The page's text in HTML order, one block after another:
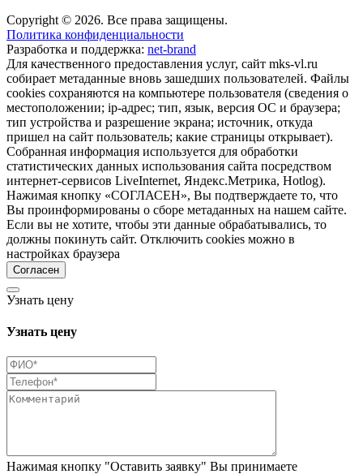
Copyright © 2026. Все права защищены.
Политика конфиденциальности
Разработка и поддержка: net-brand
Для качественного предоставления услуг, сайт mks-vl.ru
собирает метаданные вновь зашедших пользователей. Файлы
cookies сохраняются на компьютере пользователя (сведения о
местоположении; ip-адрес; тип, язык, версия ОС и браузера;
тип устройства и разрешение экрана; источник, откуда
пришел на сайт пользователь; какие страницы открывает).
Собранная информация используется для обработки
статистических данных использования сайта посредством
интернет-сервисов LiveInternet, Яндекс.Метрика, Hotlog).
Нажимая кнопку «СОГЛАСЕН», Вы подтверждаете то, что
Вы проинформированы о сборе метаданных на нашем сайте.
Если вы не хотите, чтобы эти данные обрабатывались, то
должны покинуть сайт. Отключить cookies можно в
настройках браузера
Согласен
Узнать цену
Узнать цену
Нажимая кнопку "Оставить заявку" Вы принимаете